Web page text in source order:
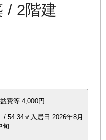
/ 2階建
費等 4,000円
/ 54.34㎡ 入居日 2026年8月
旬